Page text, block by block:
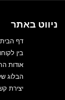
ניווט באתר
דף הבית
בין
אודות
הבלוג
יצירת